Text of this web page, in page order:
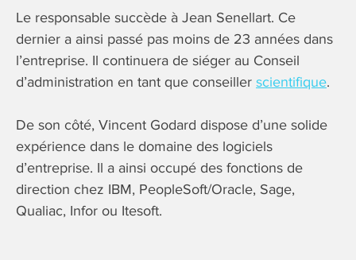
Le responsable succède à Jean Senellart. Ce
dernier a ainsi passé pas moins de 23 années dans
l’entreprise. Il continuera de siéger au Conseil
d’administration en tant que conseiller scientifique.
De son côté, Vincent Godard dispose d’une solide
expérience dans le domaine des logiciels
d’entreprise. Il a ainsi occupé des fonctions de
direction chez IBM, PeopleSoft/Oracle, Sage,
Qualiac, Infor ou Itesoft.